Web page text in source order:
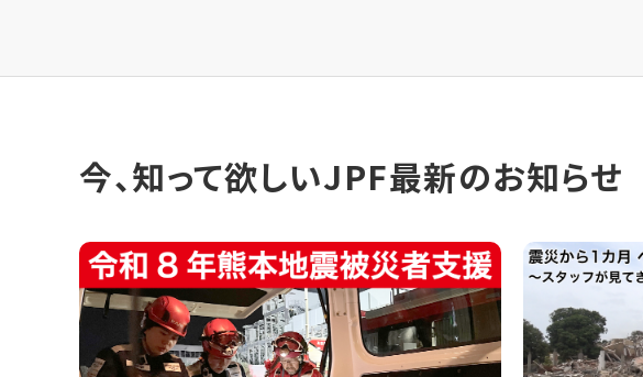
今、知って欲しいJPF最新のお知らせ